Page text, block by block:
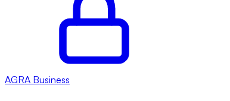
AGRA Business